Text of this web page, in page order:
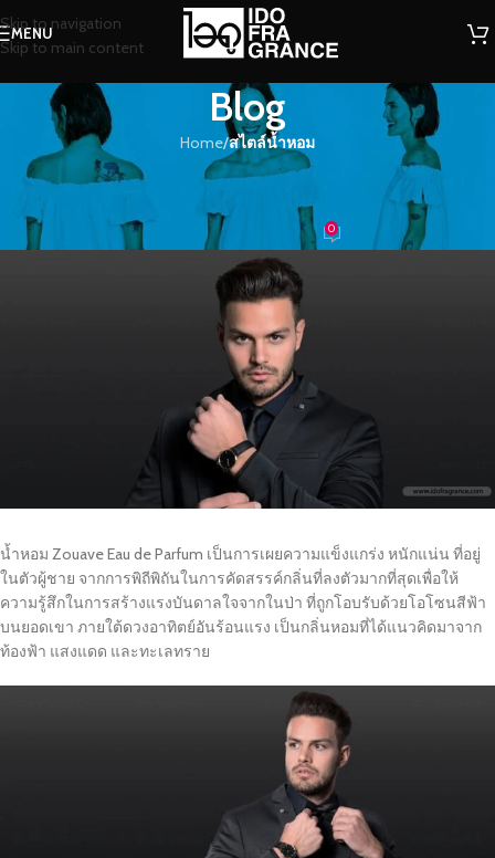
Skip to navigation
Skip to main content
MENU
Blog
Home/สไตล์น้ำหอม
สไตล์น้ำหอม
ซูวาจ หอมกลิ่นสไตล์ธรรมชาติ
น้ำหอม On 29/11/2023 0
น้ำหอม Zouave Eau de Parfum เป็นการเผยความแข็งแกร่ง หนักแน่น ที่อยู่
ในตัวผู้ชาย จากการพิถีพิถันในการคัดสรรค์กลิ่นที่ลงตัวมากที่สุดเพื่อให้
ความรู้สึกในการสร้างแรงบันดาลใจจากในป่า ที่ถูกโอบรับด้วยโอโซนสีฟ้า
บนยอดเขา ภายใต้ดวงอาทิตย์อันร้อนแรง เป็นกลิ่นหอมที่ได้แนวคิดมาจาก
ท้องฟ้า แสงแดด และทะเลทราย